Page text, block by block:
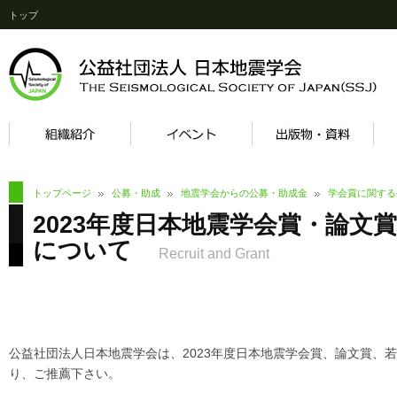
トップ
トップページ 公募・助成 地震学会からの公募・助成金 学会賞に関す
2023年度日本地震学会賞・論文
について
Recruit and Grant
公益社団法人日本地震学会は、2023年度日本地震学会賞、論文賞、
り、ご推薦下さい。